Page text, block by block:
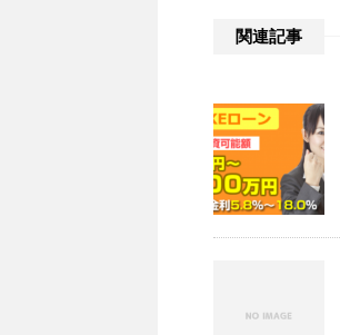
関連記事